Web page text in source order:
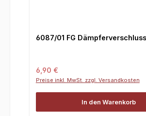
6087/01 FG
Regulärer Preis:
6,90 €
Preise inkl. MwSt. zzgl. Versandkosten
In den Warenkorb